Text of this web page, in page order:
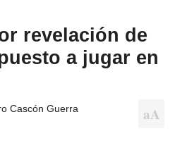
revelación de
a jugar en
Cascón Guerra